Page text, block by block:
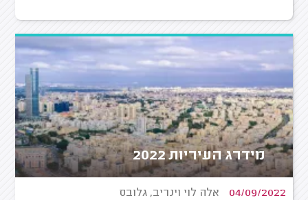
מידרג העיריות 2022
04/09/2022 אלה לוי וינריב, גלובס